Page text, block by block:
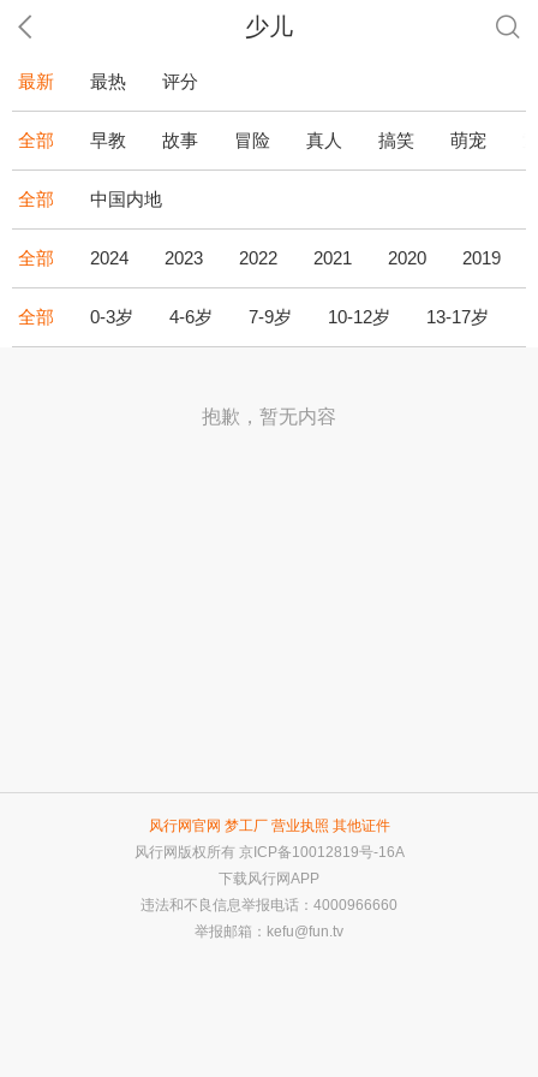
少儿
最新 最热 评分
全部 早教 故事 冒险 真人 搞笑 萌宠
全部 中国内地
全部 2024 2023 2022 2021 2020 2019
全部 0-3岁 4-6岁 7-9岁 10-12岁 13-17岁
抱歉，暂无内容
风行网官网 梦工厂 营业执照 其他证件
风行网版权所有 京ICP备10012819号-16A
下载风行网APP
违法和不良信息举报电话：4000966660
举报邮箱： kefu@fun.tv